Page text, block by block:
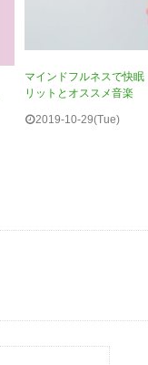
マインドフルネスで快眠
リットとオススメ音楽
2019-10-29(Tue)